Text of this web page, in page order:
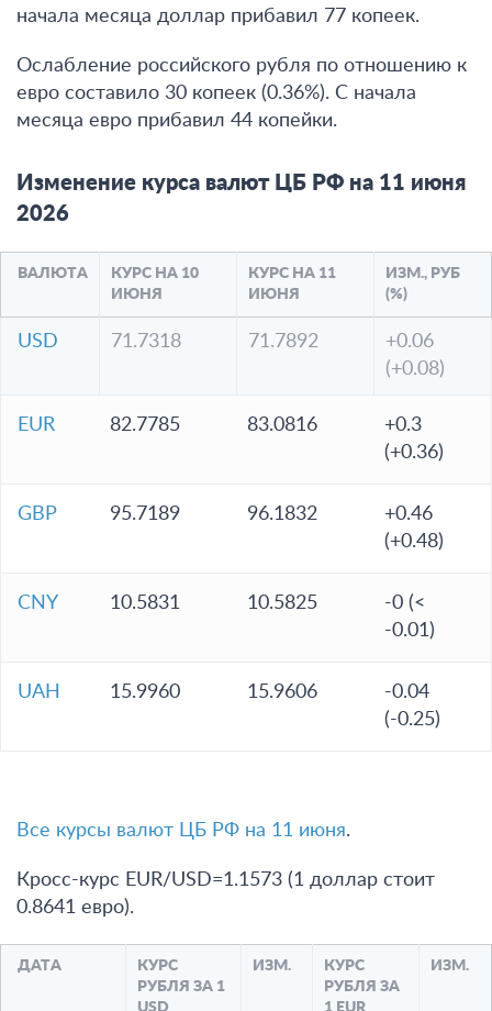
начала месяца доллар прибавил 77 копеек.
Ослабление российского рубля по отношению к
евро составило 30 копеек (0.36%). С начала
месяца евро прибавил 44 копейки.
Изменение курса валют ЦБ РФ на 11 июня
2026
ВАЛЮТА
КУРС НА 10
ИЮНЯ
КУРС НА 11
ИЮНЯ
ИЗМ., РУБ
(%)
USD 71.7318 71.7892
+0.06
(+0.08)
EUR 82.7785 83.0816
+0.3
(+0.36)
GBP 95.7189 96.1832
+0.46
(+0.48)
CNY 10.5831 10.5825
-0 (<
-0.01)
UAH 15.9960 15.9606
-0.04
(-0.25)
Все курсы валют ЦБ РФ на 11 июня.
Кросс-курс EUR/USD=1.1573 (1 доллар стоит
0.8641 евро).
ДАТА
КУРС
РУБЛЯ ЗА 1
USD
ИЗМ.
КУРС
РУБЛЯ ЗА
1 EUR
ИЗМ.